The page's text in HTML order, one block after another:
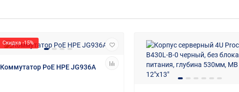
Скидка -15%
Коммутатор PoE HPE JG936A